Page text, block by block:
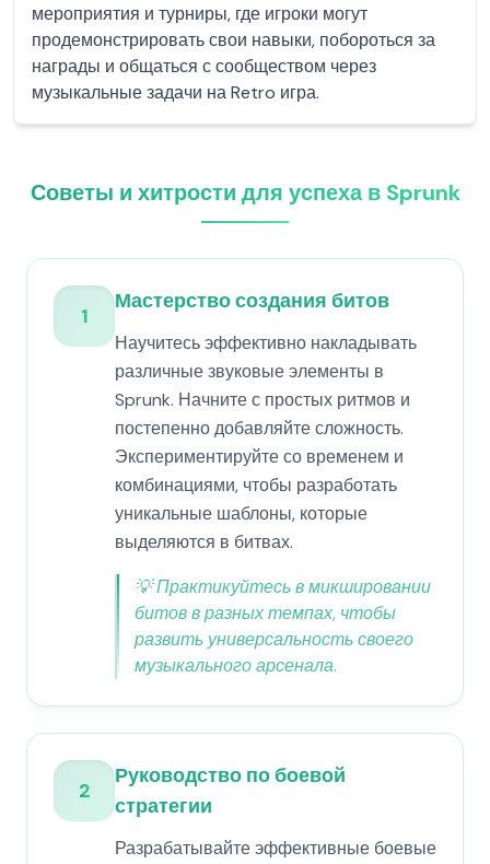
мероприятия и турниры, где игроки могут
продемонстрировать свои навыки, побороться за
награды и общаться с сообществом через
музыкальные задачи на Retro игра.
Советы и хитрости для успеха в Sprunk
1
Мастерство создания битов
Научитесь эффективно накладывать
различные звуковые элементы в
Sprunk. Начните с простых ритмов и
постепенно добавляйте сложность.
Экспериментируйте со временем и
комбинациями, чтобы разработать
уникальные шаблоны, которые
выделяются в битвах.
💡Практикуйтесь в микшировании
битов в разных темпах, чтобы
развить универсальность своего
музыкального арсенала.
2
Руководство по боевой
стратегии
Разрабатывайте эффективные боевые